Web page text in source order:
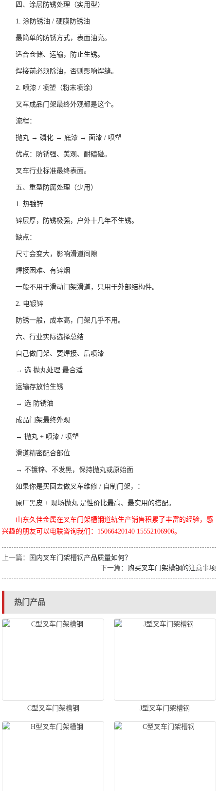
四、涂层防锈处理（实用型）
1. 涂防锈油 / 硬膜防锈油
最简单的防锈方式，表面油亮。
适合仓储、运输，防止生锈。
焊接前必须除油，否则影响焊缝。
2. 喷漆 / 喷塑（粉末喷涂）
叉车成品门架最终外观都是这个。
流程：
抛丸 → 磷化 → 底漆 → 面漆 / 喷塑
优点：防锈强、美观、耐磕碰。
叉车行业标准最终表面。
五、重型防腐处理（少用）
1. 热镀锌
锌层厚，防锈极强，户外十几年不生锈。
缺点：
尺寸会变大，影响滑道间隙
焊接困难、有锌烟
一般不用于滑动门架滑道，只用于外部结构件。
2. 电镀锌
防锈一般，成本高，门架几乎不用。
六、行业实际选择总结
自己做门架、要焊接、后喷漆
→ 选 抛丸处理 最合适
运输存放怕生锈
→ 选 防锈油
成品门架最终外观
→ 抛丸 + 喷漆 / 喷塑
滑道精密配合部位
→ 不镀锌、不发黑，保持抛丸或原始面
如果你是买回去做叉车维修 / 自制门架，：
原厂黑皮 + 现场抛丸 是性价比最高、最实用的搭配。
山东久佳金属在叉车门架槽钢道轨生产销售积累了丰富的经验，感
兴趣的朋友可以电联咨询我们：15066420140 15552106906。
上一篇：
国内叉车门架槽钢产品质量如何？
下一篇： 购买叉车门架槽钢的注意事项
热门产品
C型叉车门架槽钢 J型叉车门架槽钢